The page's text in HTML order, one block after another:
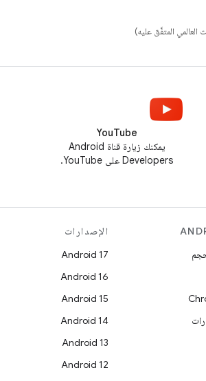
YouTube
يمكنك زيارة قناة Android
Developers على YouTube.
الإصدارات
Android 17
Android 16
Android 15
Android 14
Android 13
Android 12